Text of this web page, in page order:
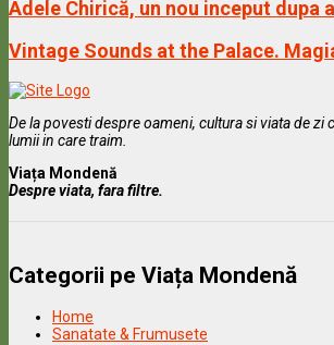
Adele Chirică, un nou inceput dupa
Vintage Sounds at the Palace.
De la povesti despre oameni, cultura si viata de
lumii in care traim.
Viața Mondenă
Despre viata, fara filtre.
Categorii pe Viața Mondenă
Home
Sanatate & Frumusete